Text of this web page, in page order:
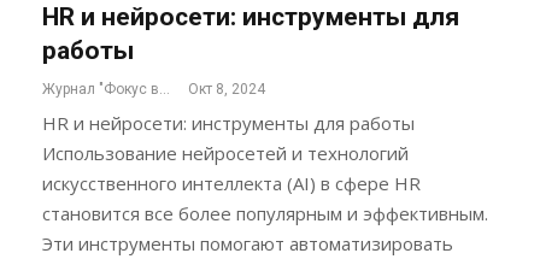
HR и нейросети: инструменты для
работы
Окт 8, 2024
HR и нейросети: инструменты для работы
Использование нейросетей и технологий
искусственного интеллекта (AI) в сфере HR
становится все более популярным и эффективным.
Эти инструменты помогают автоматизировать